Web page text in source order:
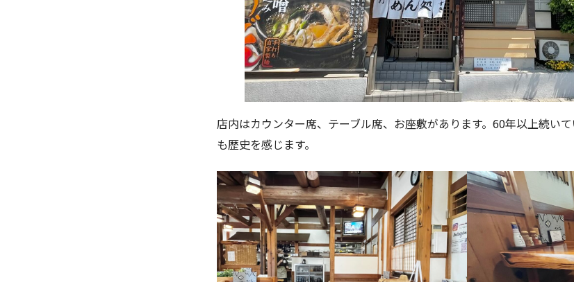
店内はカウンター席、テーブル席、お座敷があります。60年以上続い
も歴史を感じます。